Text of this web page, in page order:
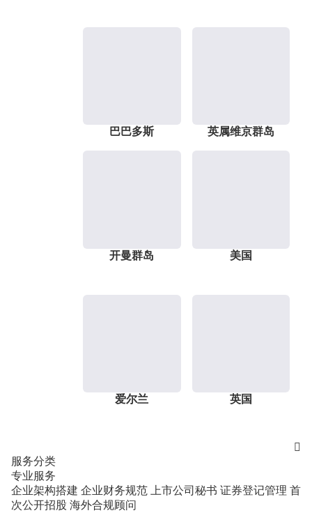
巴巴多斯 英属维京群岛
开曼群岛 美国
爱尔兰 英国

服务分类
专业服务
企业架构搭建 企业财务规范 上市公司秘书 证券登记管理 首
次公开招股 海外合规顾问